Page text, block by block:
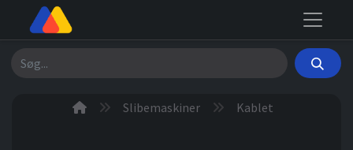
Søg
Slibemaskiner Kablet